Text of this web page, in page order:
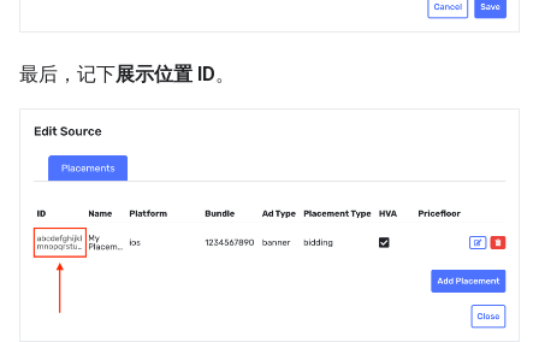
最后，记下展示位置 ID。